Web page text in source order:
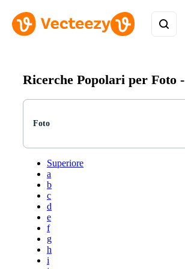
Ricerche Popolari per Foto -
Foto
Superiore
a
b
c
d
e
f
g
h
i